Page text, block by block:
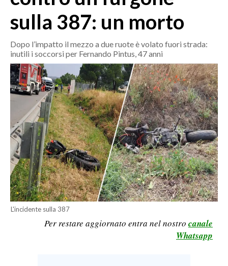
OGLIASTRA
AGENDA
CRONACA
ITALIA
MONDO
POLITICA
ECONOMIA
SERVIZI ALLE IMPRESE
LAVORO
BANDI
SPORT IN SARDEGNA
sulla 387: un morto
Dopo l’impatto il mezzo a due ruote è volato fuori strada:
inutili i soccorsi per Fernando Pintus, 47 anni
L'incidente sulla 387
Per restare aggiornato entra nel nostro canale
Whatsapp